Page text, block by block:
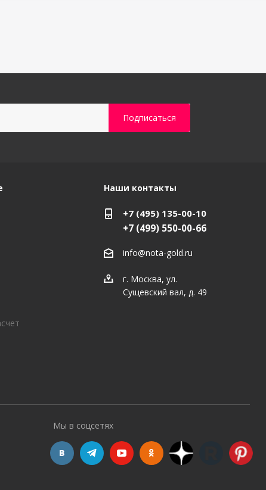
Наши контакты
+7 (495) 135-00-10
+7 (499) 550-00-66
info@nota-gold.ru
г. Москва, ул.
Сущевский вал, д. 49
Мы в соцсетях